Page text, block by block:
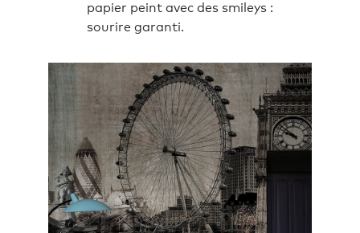
papier peint avec des smileys :
sourire garanti.